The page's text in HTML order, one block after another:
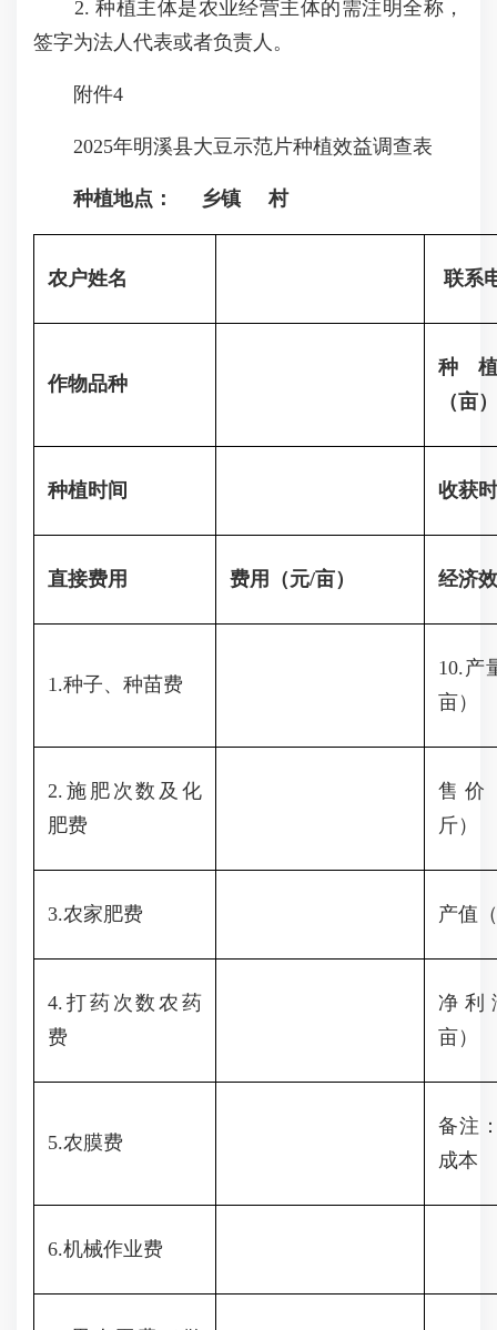
2. 种植主体是农业经营主体的需注明全称，
签字为法人代表或者负责人。
附件4
2025年明溪县大豆示范片种植效益调查表
种植地点： 乡镇 村
农户姓名 联系
作物品种
种
（亩）
种植时间 收获
直接费用 费用（元/亩） 经济
1.种子、种苗费
10.产
亩）
2.施肥次数及化
肥费
售价
斤）
3.农家肥费 产值
4.打药次数农药
费
净利
亩）
5.农膜费
备注
成本
6.机械作业费